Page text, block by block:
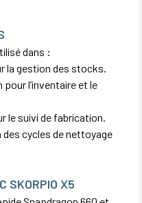
dans :
la gestion des stocks.
l’inventaire et le
le suivi de fabrication.
cycles de nettoyage
SKORPIO X5